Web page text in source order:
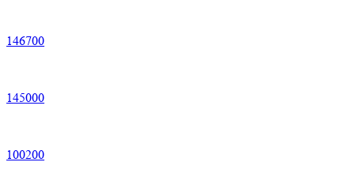
146700
145000
100200